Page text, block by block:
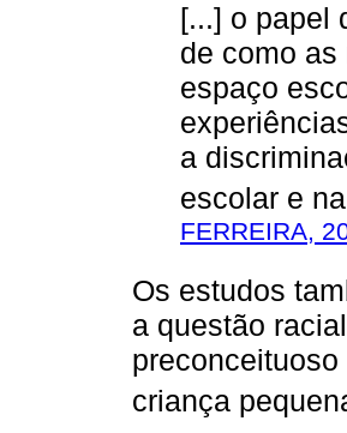
[...] o papel
de como
espaço
a
escolar e
FERREIRA,
Os estudos
a questão
criança